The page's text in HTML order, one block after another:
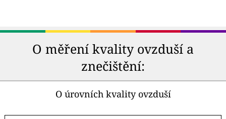
O měření kvality ovzduší a
znečištění:
O úrovních kvality ovzduší